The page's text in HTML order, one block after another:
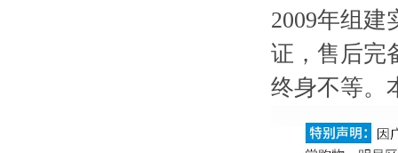
2009年组
证，售后完
终身不等。